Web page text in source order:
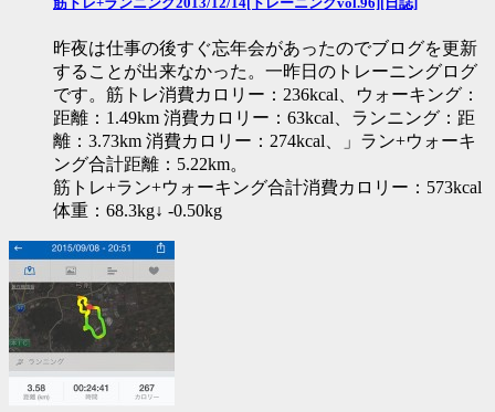
昨夜は仕事の後すぐ忘年会があったのでブログを更新
することが出来なかった。一昨日のトレーニングログ
です。筋トレ消費カロリー：236kcal、ウォーキング：
距離：1.49km 消費カロリー：63kcal、ランニング：距
離：3.73km 消費カロリー：274kcal、」ラン+ウォーキ
ング合計距離：5.22km。
筋トレ+ラン+ウォーキング合計消費カロリー：573kcal
体重：68.3kg↓ -0.50kg